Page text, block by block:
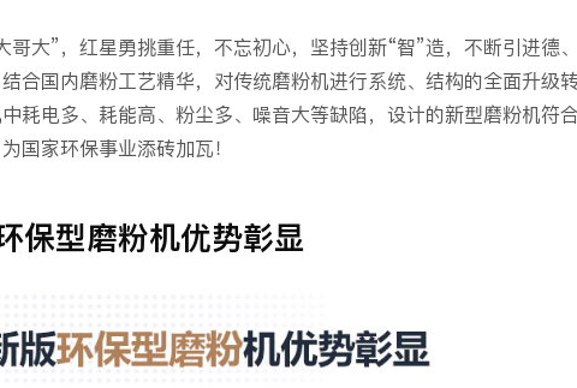
哥大”，红星勇挑重任，不忘初心，坚持创新“智”造，不断引进德、
合国内磨粉工艺精华，对传统磨粉机进行系统、结构的全面升级转
耗电多、耗能高、粉尘多、噪音大等缺陷，设计的新型磨粉机符
国家环保事业添砖加瓦！
保型磨粉机优势彰显